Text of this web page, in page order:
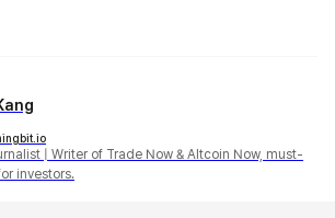
| Writer of Trade Now & Altcoin Now, must-
investors.